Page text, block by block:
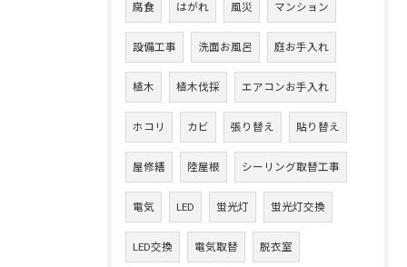
腐食 はがれ 風災 マンション
設備工事 洗面お風呂 庭お手入れ
植木 植木伐採 エアコンお手入れ
ホコリ カビ 張り替え 貼り替え
屋修繕 陸屋根 シーリング取替工事
電気 LED 蛍光灯 蛍光灯交換
LED交換 電気取替 脱衣室